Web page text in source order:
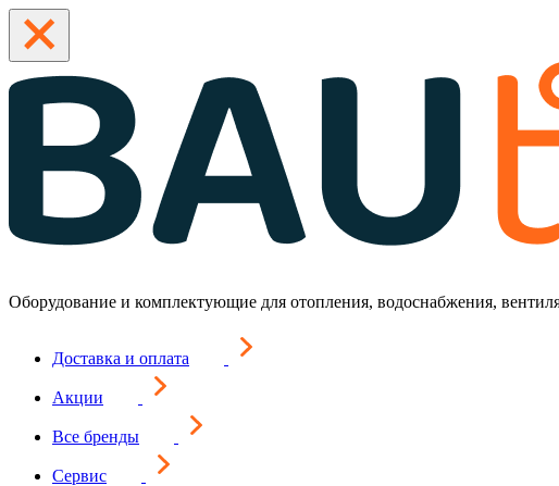
Оборудование и комплектующие для отопления, водоснабжения,
Доставка и оплата
Акции
Все бренды
Сервис